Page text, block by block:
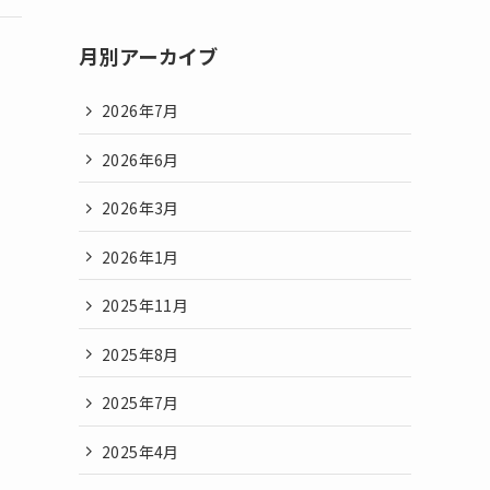
月別アーカイブ
2026年7月
2026年6月
2026年3月
2026年1月
2025年11月
2025年8月
2025年7月
2025年4月